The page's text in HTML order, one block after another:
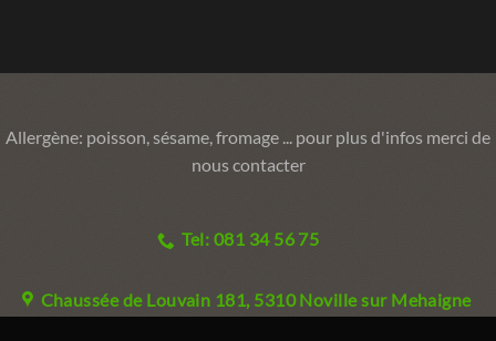
Allergène: poisson, sésame, fromage ... pour plus d'infos merci de
nous contacter
Tel: 081 34 56 75
Chaussée de Louvain 181, 5310 Noville sur Mehaigne